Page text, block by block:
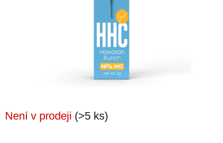
Není v prodeji (>5 ks)